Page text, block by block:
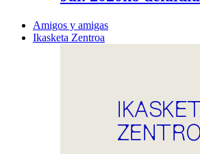
Amigos y amigas
Ikasketa Zentroa